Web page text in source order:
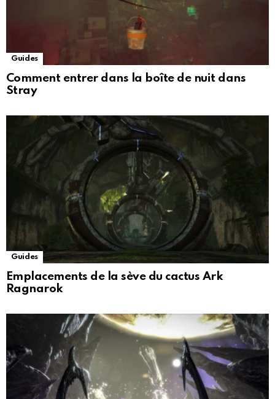
Guides
Comment entrer dans la boîte de nuit dans
Stray
Guides
Emplacements de la sève du cactus Ark
Ragnarok